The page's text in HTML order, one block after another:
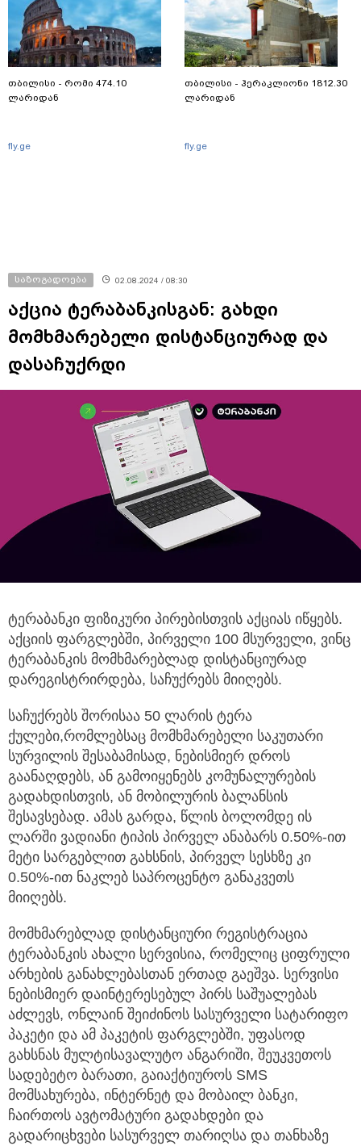
თბილისი - რომი 474.10
ლარიდან
fly.ge
თბილისი - ჰერაკლიონი 1812.30
ლარიდან
fly.ge
საზოგადოება 02.08.2024 / 08:30
აქცია ტერაბანკისგან: გახდი
მომხმარებელი დისტანციურად და
დასაჩუქრდი
ტერაბანკი ფიზიკური პირებისთვის აქციას იწყებს.
აქციის ფარგლებში, პირველი 100 მსურველი, ვინც
ტერაბანკის მომხმარებლად დისტანციურად
დარეგისტრირდება, საჩუქრებს მიიღებს.
საჩუქრებს შორისაა 50 ლარის ტერა
ქულები,რომლებსაც მომხმარებელი საკუთარი
სურვილის შესაბამისად, ნებისმიერ დროს
გაანაღდებს, ან გამოიყენებს კომუნალურების
გადახდისთვის, ან მობილურის ბალანსის
შესავსებად. ამას გარდა, წლის ბოლომდე ის
ლარში ვადიანი ტიპის პირველ ანაბარს 0.50%-ით
მეტი სარგებლით გახსნის, პირველ სესხზე კი
0.50%-ით ნაკლებ საპროცენტო განაკვეთს
მიიღებს.
მომხმარებლად დისტანციური რეგისტრაცია
ტერაბანკის ახალი სერვისია, რომელიც ციფრული
არხების განახლებასთან ერთად გაეშვა. სერვისი
ნებისმიერ დაინტერესებულ პირს საშუალებას
აძლევს, ონლაინ შეიძინოს სასურველი სატარიფო
პაკეტი და ამ პაკეტის ფარგლებში, უფასოდ
გახსნას მულტისავალუტო ანგარიში, შეუკვეთოს
სადებეტო ბარათი, გაიაქტიუროს SMS
მომსახურება, ინტერნეტ და მობაილ ბანკი,
ჩაირთოს ავტომატური გადახდები და
გადარიცხვები სასურველ თარიღსა და თანხაზე